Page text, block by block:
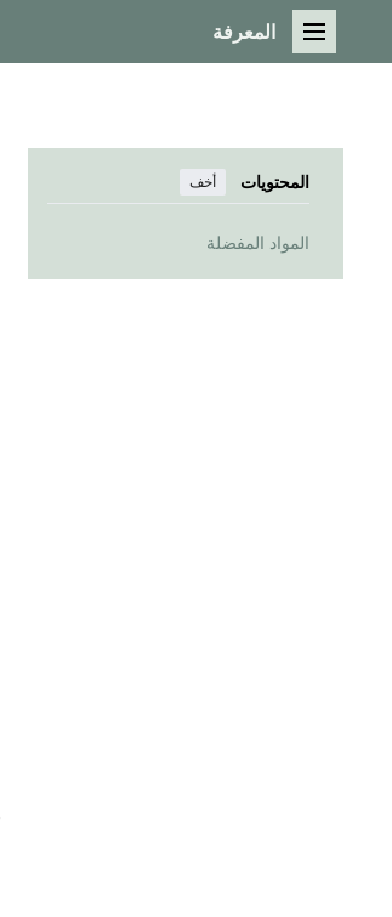
القائمة الرئيسية
المعرفة
المحتويات أخف
المواد المفضلة